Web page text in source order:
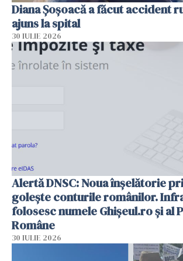
Diana Șoșoacă a făcut accident
ajuns la spital
30 IULIE 2026
Alertă DNSC: Noua înșelătorie
golește conturile românilor.
folosesc numele Ghișeul.ro și al
Române
30 IULIE 2026